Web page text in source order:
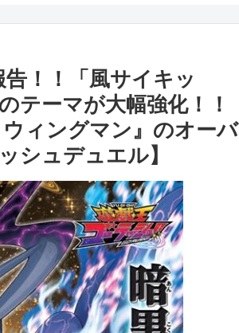
告！！「風サイキッ
テーマが大幅強化！！
ィングマン』のオーバ
シュデュエル】